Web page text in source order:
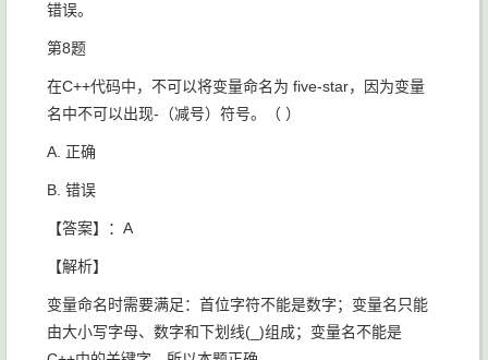
错误。
第8题
在C++代码中，不可以将变量命名为 five-star，因为变量
名中不可以出现-（减号）符号。（ ）
A. 正确
B. 错误
【答案】：A
【解析】
变量命名时需要满足：首位字符不能是数字；变量名只能
由大小写字母、数字和下划线(_)组成；变量名不能是